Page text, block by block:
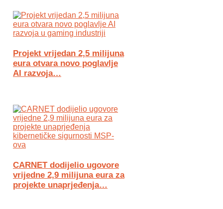
Projekt vrijedan 2,5 milijuna
eura otvara novo poglavlje
AI razvoja…
CARNET dodijelio ugovore
vrijedne 2,9 milijuna eura za
projekte unaprjeđenja…